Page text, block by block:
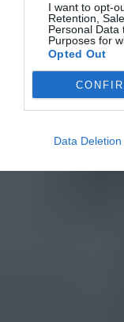
I want to opt-
Retention,
Personal Data
Purposes for
Opted Out
Data Deletion